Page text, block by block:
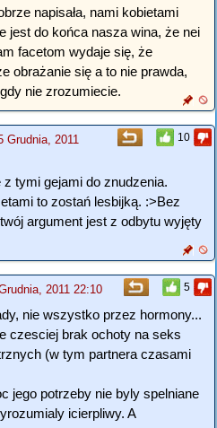
napisała, nami kobietami
jest do końca nasza wina, że nei
facetom wydaje się, że
obrażanie się a to nie prawda,
nie zrozumiecie.
10
Grudnia, 2011
tymi gejami do znudzenia.
to zostań lesbijką. :>Bez
argument jest z odbytu wyjęty
5
2011 22:10
nie wszystko przez hormony...
czesciej brak ochoty na seks
(w tym partnera czasami
jego potrzeby nie byly spelniane
icierpliwy. A